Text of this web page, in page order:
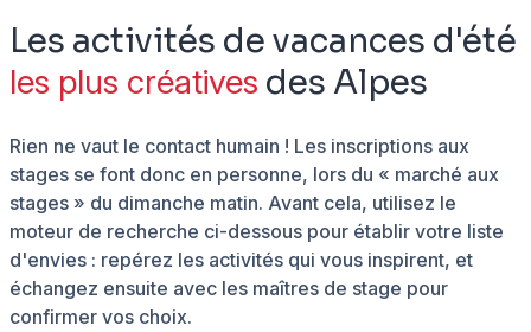
Les activités de vacances d'été
les plus créatives des Alpes
Rien ne vaut le contact humain ! Les inscriptions aux
stages se font donc en personne, lors du « marché aux
stages » du dimanche matin. Avant cela, utilisez le
moteur de recherche ci-dessous pour établir votre liste
d'envies : repérez les activités qui vous inspirent, et
échangez ensuite avec les maîtres de stage pour
confirmer vos choix.